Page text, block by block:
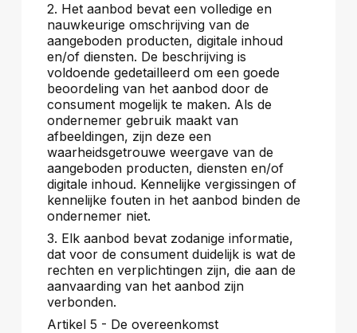
2. Het aanbod bevat een volledige en
nauwkeurige omschrijving van de
aangeboden producten, digitale inhoud
en/of diensten. De beschrijving is
voldoende gedetailleerd om een goede
beoordeling van het aanbod door de
consument mogelijk te maken. Als de
ondernemer gebruik maakt van
afbeeldingen, zijn deze een
waarheidsgetrouwe weergave van de
aangeboden producten, diensten en/of
digitale inhoud. Kennelijke vergissingen of
kennelijke fouten in het aanbod binden de
ondernemer niet.
3. Elk aanbod bevat zodanige informatie,
dat voor de consument duidelijk is wat de
rechten en verplichtingen zijn, die aan de
aanvaarding van het aanbod zijn
verbonden.
Artikel 5 - De overeenkomst